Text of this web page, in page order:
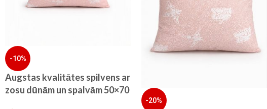
-10%
Augstas kvalitātes spilvens ar
zosu dūnām un spalvām 50×70
-20%